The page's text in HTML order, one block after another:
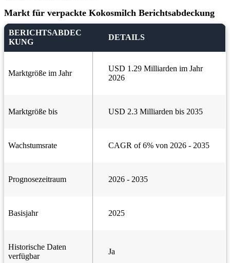
Markt für verpackte Kokosmilch Berichtsabdeckung
BERICHTSABDEC
KUNG
DETAILS
Marktgröße im Jahr
USD 1.29 Milliarden im Jahr
2026
Marktgröße bis USD 2.3 Milliarden bis 2035
Wachstumsrate CAGR of 6% von 2026 - 2035
Prognosezeitraum 2026 - 2035
Basisjahr 2025
Historische Daten
verfügbar
Ja